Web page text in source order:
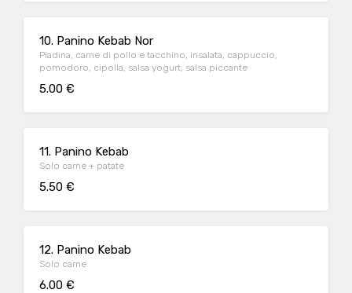
10. Panino Kebab Nor
Piadina, carne di pollo e tacchino, insalata, cappuccio,
pomodoro, cipolla, salsa yogurt, salsa piccante
5.00 €
11. Panino Kebab
Solo carne + patate
5.50 €
12. Panino Kebab
Solo carne
6.00 €